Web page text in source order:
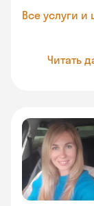
Все услуги и
Читать